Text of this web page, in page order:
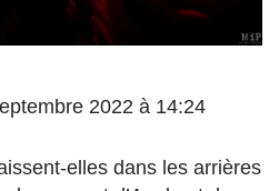
2022 à 14:24
elles dans les arrières